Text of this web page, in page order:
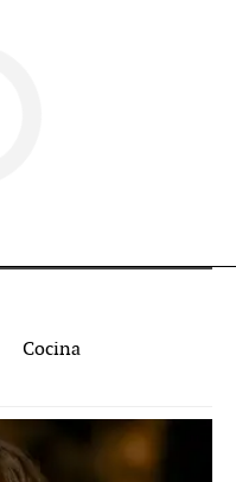
Cocina